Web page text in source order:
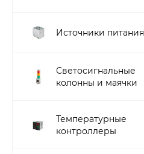
Источники питания
Светосигнальные
колонны и маячки
Температурные
контроллеры